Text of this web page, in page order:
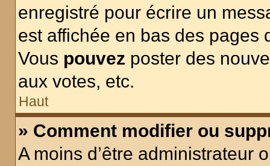
enregistré pour écrire un
est affichée en bas des pages
Vous pouvez poster des
aux votes, etc.
Haut
» Comment modifier ou
A moins d’être administrateur